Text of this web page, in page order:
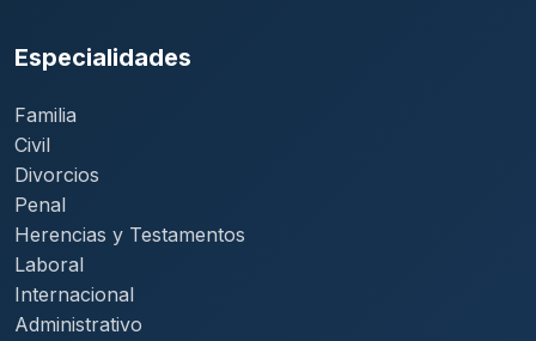
Especialidades
Familia
Civil
Divorcios
Penal
Herencias y Testamentos
Laboral
Internacional
Administrativo